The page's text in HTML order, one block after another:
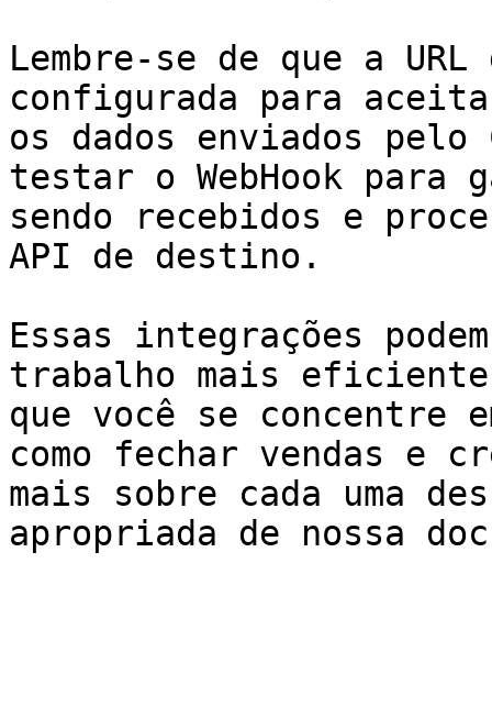
Lembre-se de que a
configurada para
os dados enviados
testar o WebHook para
sendo recebidos e
API de destino.
Essas integrações
trabalho mais
que você se concentre
como fechar vendas e
mais sobre cada uma